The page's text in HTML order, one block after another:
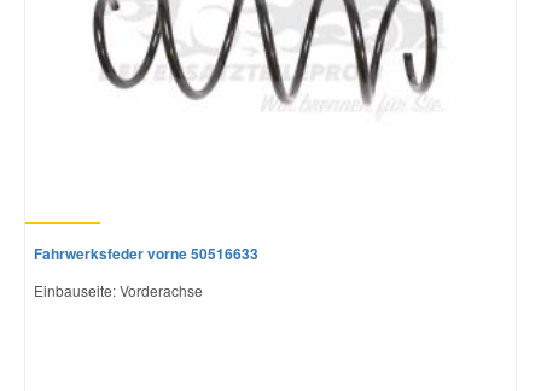
Fahrwerksfeder vorne 50516633
Einbauseite: Vorderachse